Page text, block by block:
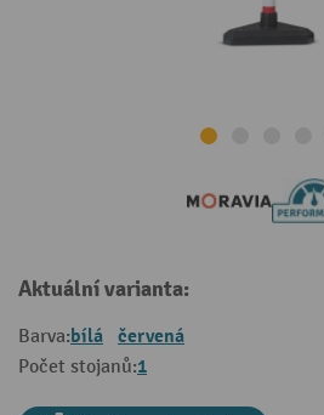
Aktuální varianta:
Barva:bílá červená
Počet stojanů:1